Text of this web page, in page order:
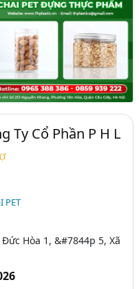
Ty Cổ Phần P H L
PET
Hòa 1, &#7844p 5, Xã